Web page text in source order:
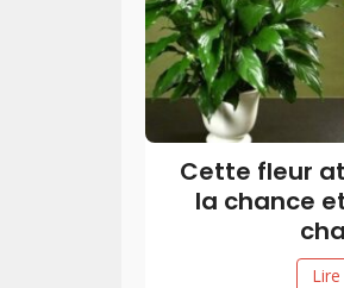
Cette fleur
la chance